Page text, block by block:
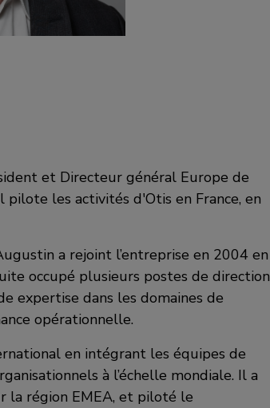
et Directeur général Europe de
les activités d'Otis en France, en
a rejoint l’entreprise en 2004 en
occupé plusieurs postes de direction
expertise dans les domaines de
opérationnelle.
en intégrant les équipes de
à l’échelle mondiale. Il a
la région EMEA, et piloté le